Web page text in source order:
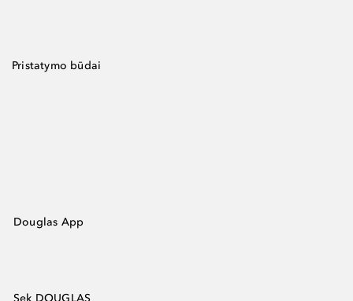
Pristatymo būdai
Douglas App